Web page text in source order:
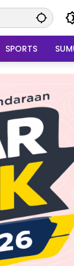
SPORTS